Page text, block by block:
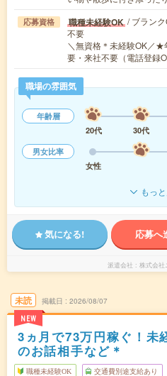
応募資格 職種未経験OK / ブラン
不要
＼無資格＊未経験OK／
要・来社不要（電話登
職場の雰囲気
年齢層
20代
30代
男女比率
女性
もっ
気になる! 応募へ
派遣会社 株式会社
未読
NEW
掲載日 2026/08/07
3ヵ月で73万円稼ぐ！未
のお話相手など＊
職種未経験OK 交通費別途支給あり